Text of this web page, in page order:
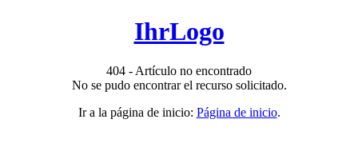
IhrLogo
404 - Artículo no encontrado
No se pudo encontrar el recurso solicitado.
Ir a la página de inicio: Página de inicio.